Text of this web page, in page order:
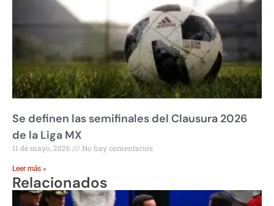
Se definen las semifinales del Clausura 2026
de la Liga MX
11 de mayo, 2026 No hay comentarios
Leer más »
Relacionados